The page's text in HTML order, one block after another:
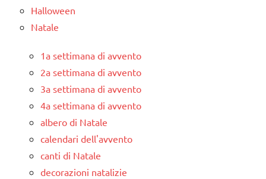
Halloween
Natale
1a settimana di avvento
2a settimana di avvento
3a settimana di avvento
4a settimana di avvento
albero di Natale
calendari dell'avvento
canti di Natale
decorazioni natalizie